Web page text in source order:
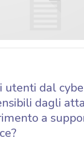
dal
dagli
a